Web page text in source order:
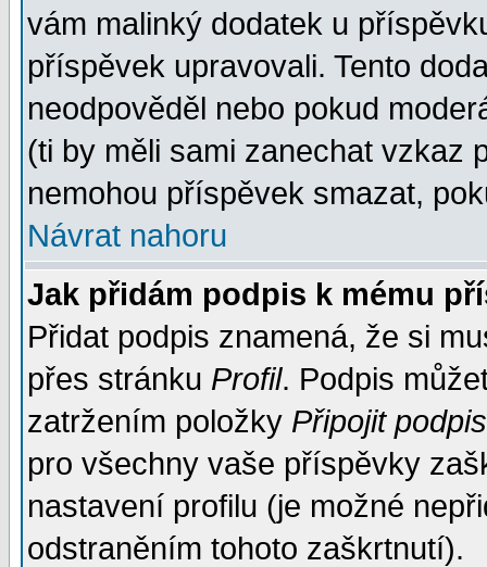
vám malinký dodatek u
příspěvek upravovali. Tento
neodpověděl nebo pokud
(ti by měli sami zanechat vzkaz
nemohou příspěvek smazat,
Návrat nahoru
Jak přidám podpis k mému
Přidat podpis znamená, že si
přes stránku Profil. Podpis
zatržením položky Připojit podpis
pro všechny vaše příspěvky
nastavení profilu (je možné
odstraněním tohoto zaškrtnutí).